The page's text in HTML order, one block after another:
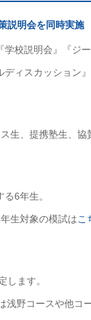
説明会を同時実施
学校説明会』『ジ
ィスカッション』
生、提携塾生、協
6年生。
生対象の模試はこ
します。
浅野コースや他コ